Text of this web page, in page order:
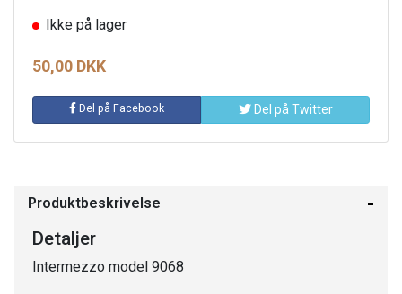
Ikke på lager
50,00 DKK
Del på Facebook Del på Twitter
Produktbeskrivelse
Detaljer
Intermezzo model 9068